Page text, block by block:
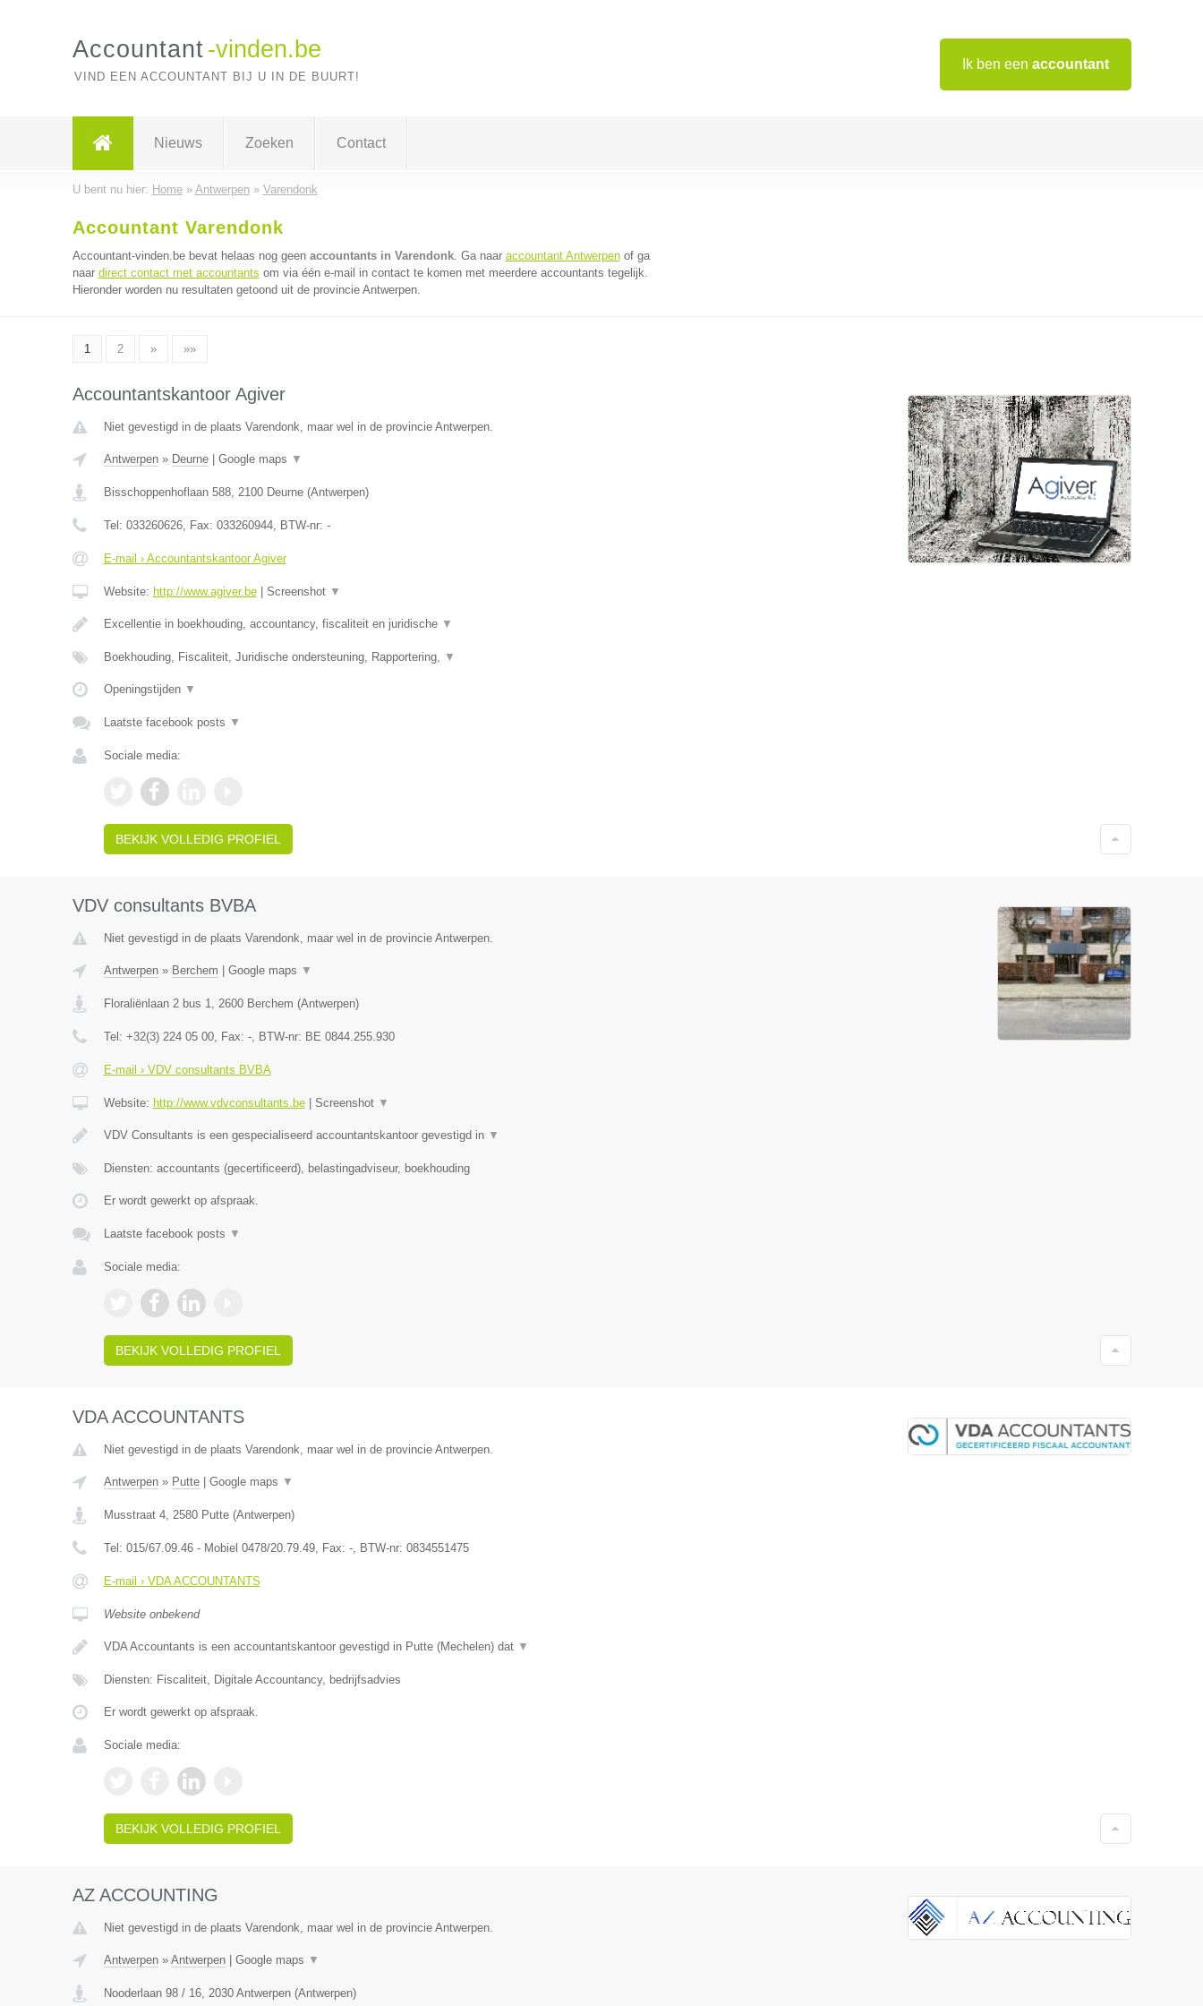
Ik ben een accountant
Accountant -vinden.be
VIND EEN ACCOUNTANT BIJ U IN DE BUURT!
Nieuws Zoeken Contact
U bent nu hier: Home» Antwerpen» Varendonk
Accountant Varendonk
Accountant-vinden.be bevat helaas nog geen accountants in Varendonk. Ga naar accountant Antwerpenof ga
naar direct contact met accountants om via één e-mail in contact te komen met meerdere accountants tegelijk.
Hieronder worden nu resultaten getoond uit de provincie Antwerpen.
1 2 » »»
Accountantskantoor Agiver
Niet gevestigd in de plaats Varendonk, maar wel in de provincie Antwerpen.
Antwerpen» Deurne| Google maps ▼
Bisschoppenhoflaan 588, 2100 Deurne(Antwerpen)
Tel: 033260626, Fax: 033260944, BTW-nr: -
E-mail › Accountantskantoor Agiver
Website: http://www.agiver.be| Screenshot ▼
Excellentie in boekhouding, accountancy, fiscaliteit en juridische ▼
Boekhouding, Fiscaliteit, Juridische ondersteuning, Rapportering, ▼
Openingstijden ▼
Laatste facebook posts ▼
Sociale media:
BEKIJK VOLLEDIG PROFIEL
VDV consultants BVBA
Niet gevestigd in de plaats Varendonk, maar wel in de provincie Antwerpen.
Antwerpen» Berchem Google maps ▼
Floraliënlaan 2 bus 1, 2600 Berchem (Antwerpen)
Tel: +32(3) 224 05 00, Fax: -, BTW-nr: BE 0844.255.930
E-mail › VDV consultants BVBA
Website: http://www.vdvconsultants.be| Screenshot ▼
VDV Consultants is een gespecialiseerd accountantskantoor gevestigd in ▼
Diensten: accountants (gecertificeerd), belastingadviseur, boekhouding
Er wordt gewerkt op afspraak.
Laatste facebook posts ▼
Sociale media:
BEKIJK VOLLEDIG PROFIEL
VDA ACCOUNTANTS
Niet gevestigd in de plaats Varendonk, maar wel in de provincie Antwerpen.
Antwerpen» Putte| Google maps ▼
Musstraat 4, 2580 Putte(Antwerpen)
Tel: 015/67.09.46 - Mobiel 0478/20.79.49, Fax: -, BTW-nr: 0834551475
E-mail › VDA ACCOUNTANTS
Website onbekend
VDA Accountants is een accountantskantoor gevestigd in Putte (Mechelen) dat ▼
Diensten: Fiscaliteit, Digitale Accountancy, bedrijfsadvies
Er wordt gewerkt op afspraak.
Sociale media:
BEKIJK VOLLEDIG PROFIEL
AZ ACCOUNTING
Niet gevestigd in de plaats Varendonk, maar wel in de provincie Antwerpen.
Antwerpen» Antwerpen| Google maps ▼
Nooderlaan 98 / 16, 2030 Antwerpen(Antwerpen)